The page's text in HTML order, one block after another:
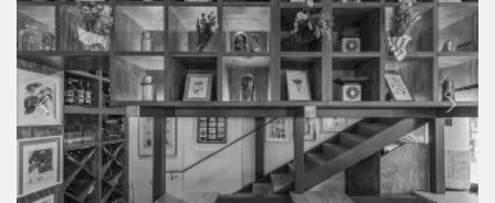
Précédent
Suivant